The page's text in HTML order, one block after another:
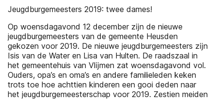
Jeugdburgemeesters 2019: twee dames!
Op woensdagavond 12 december zĳn de nieuwe
jeugdburgemeesters van de gemeente Heusden
gekozen voor 2019. De nieuwe jeugdburgemeesters zĳn
Isis van de Water en Lisa van Hulten. De raadszaal in
het gemeentehuis van Vlĳmen zat woensdagavond vol.
Ouders, opa’s en oma’s en andere familieleden keken
trots toe hoe achttien kinderen een gooi deden naar
het jeugdburgemeesterschap voor 2019. Zestien meiden